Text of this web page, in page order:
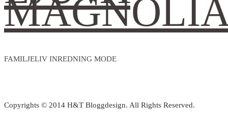
FAMILJELIV INREDNING MODE
Copyrights © 2014 H&T Bloggdesign. All Rights Reserved.